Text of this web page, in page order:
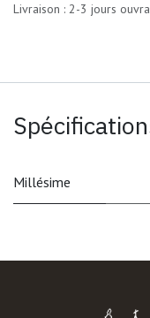
Livraison : 2-3 jours
Millésime